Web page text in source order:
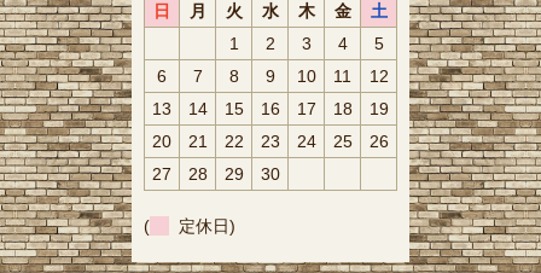
日 月 火 水 木 金
土
1
2 3 4
5
6
7 8 9 10 11
12
13
14 15 16 17 18
19
20
21 22 23 24 25
26
27
28 29 30
( 定休日)